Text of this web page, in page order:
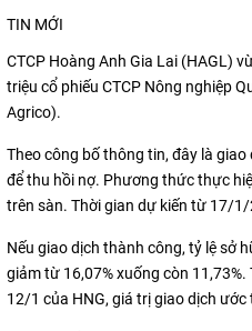
TIN MỚI
CTCP Hoàng Anh Gia Lai (HAGL)
triệu cổ phiếu CTCP Nông nghiệp
Agrico).
Theo công bố thông tin, đây là
để thu hồi nợ. Phương thức thực
trên sàn. Thời gian dự kiến từ 17/
Nếu giao dịch thành công, tỷ lệ sở
giảm từ 16,07% xuống còn
12/1 của HNG, giá trị giao dịch